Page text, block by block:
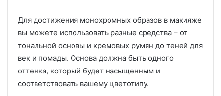
Для достижения монохромных образов в макияже
вы можете использовать разные средства – от
тональной основы и кремовых румян до теней для
век и помады. Основа должна быть одного
оттенка, который будет насыщенным и
соответствовать вашему цветотипу.